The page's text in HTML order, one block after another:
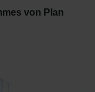
von Plan